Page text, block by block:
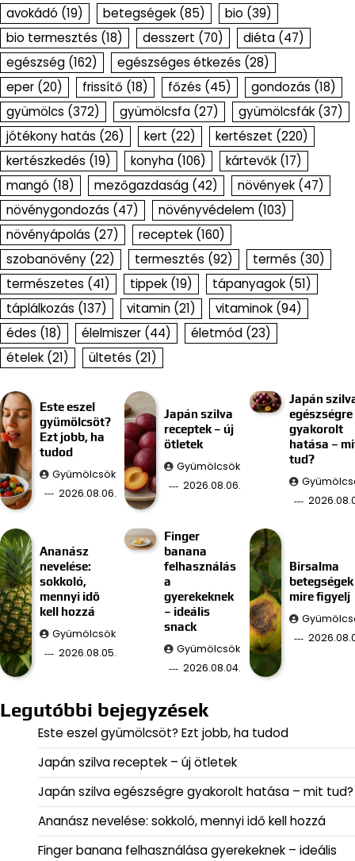
avokádó (19) betegségek (85) bio (39)
bio termesztés (18) desszert (70) diéta (47)
egészség (162) egészséges étkezés (28)
eper (20) frissítő (18) főzés (45) gondozás (18)
gyümölcs (372) gyümölcsfa (27) gyümölcsfák (37)
jótékony hatás (26) kert (22) kertészet (220)
kertészkedés (19) konyha (106) kártevők (17)
mangó (18) mezőgazdaság (42) növények (47)
növénygondozás (47) növényvédelem (103)
növényápolás (27) receptek (160)
szobanövény (22) termesztés (92) termés (30)
természetes (41) tippek (19) tápanyagok (51)
táplálkozás (137) vitamin (21) vitaminok (94)
édes (18) élelmiszer (44) életmód (23)
ételek (21) ültetés (21)
Este eszel
gyümölcsöt?
Ezt jobb, ha
tudod
Gyümölcsök
2026.08.06.
Japán szilva
receptek – új
ötletek
Gyümölcsök
2026.08.06.
Japán
egészségre
gyakorolt
hatása –
tud?
Ananász
nevelése:
sokkoló,
mennyi idő
kell hozzá
Gyümölcsök
2026.08.05.
Finger
banana
felhasználás
a
gyerekeknek
– ideális
snack
Gyümölcsök
2026.08.04.
Birsalma
betegségek
mire figyelj
Legutóbbi bejegyzések
Este eszel gyümölcsöt? Ezt jobb, ha tudod
Japán szilva receptek – új ötletek
Japán szilva egészségre gyakorolt hatása – mit tud?
Ananász nevelése: sokkoló, mennyi idő kell hozzá
Finger banana felhasználása gyerekeknek – ideális